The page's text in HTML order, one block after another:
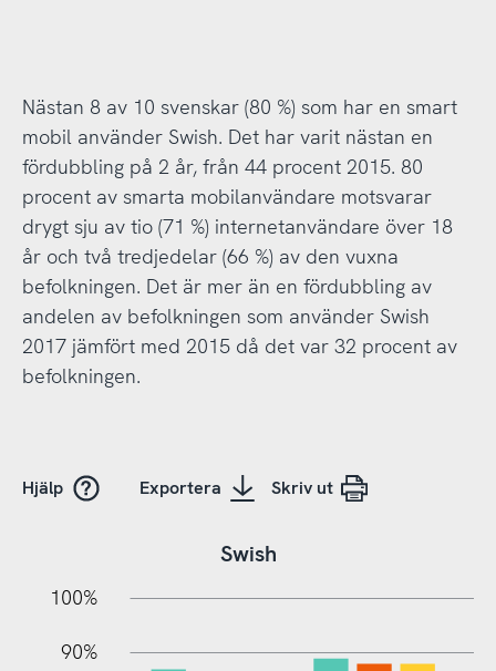
Nästan 8 av 10 svenskar (80 %) som har en smart
mobil använder Swish. Det har varit nästan en
fördubbling på 2 år, från 44 procent 2015. 80
procent av smarta mobilanvändare motsvarar
drygt sju av tio (71 %) internetanvändare över 18
år och två tredjedelar (66 %) av den vuxna
befolkningen. Det är mer än en fördubbling av
andelen av befolkningen som använder Swish
2017 jämfört med 2015 då det var 32 procent av
befolkningen.
Hjälp Exportera Skriv ut
Swish
100%
90%